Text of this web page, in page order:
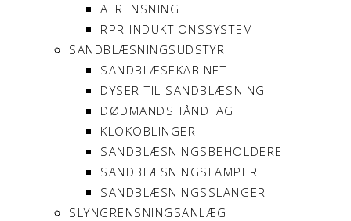
AFRENSNING
RPR INDUKTIONSSYSTEM
SANDBLÆSNINGSUDSTYR
SANDBLÆSEKABINET
DYSER TIL SANDBLÆSNING
DØDMANDSHÅNDTAG
KLOKOBLINGER
SANDBLÆSNINGSBEHOLDERE
SANDBLÆSNINGSLAMPER
SANDBLÆSNINGSSLANGER
SLYNGRENSNINGSANLÆG